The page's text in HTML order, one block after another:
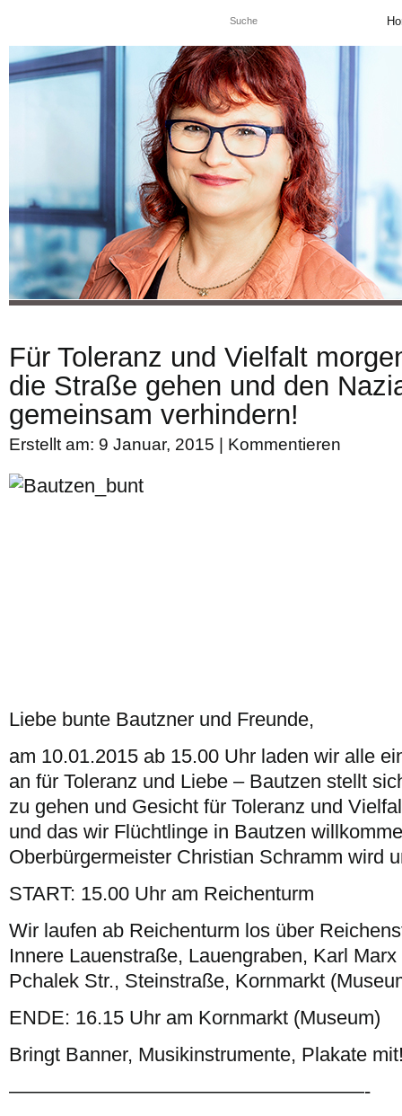
Für Toleranz und Vielfalt
die Straße gehen und den
gemeinsam verhindern!
Erstellt am: 9 Januar, 2015 | Kommentieren
Liebe bunte Bautzner und Freunde,
am 10.01.2015 ab 15.00 Uhr laden wir alle
an für Toleranz und Liebe – Bautzen stellt
zu gehen und Gesicht für Toleranz und
und das wir Flüchtlinge in Bautzen
Oberbürgermeister Christian Schramm wird
START: 15.00 Uhr am Reichenturm
Wir laufen ab Reichenturm los über
Innere Lauenstraße, Lauengraben, Karl
Pchalek Str., Steinstraße, Kornmarkt
ENDE: 16.15 Uhr am Kornmarkt (Museum)
Bringt Banner, Musikinstrumente, Plakate
——————————————————-